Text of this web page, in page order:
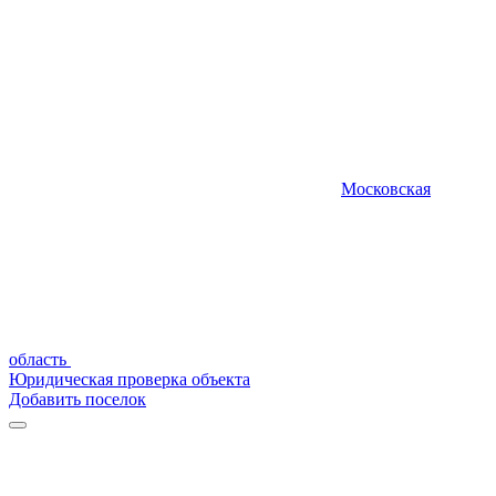
Московская
область
Юридическая проверка объекта
Добавить поселок